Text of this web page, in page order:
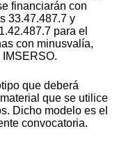
financiarán con
33.47.487.7 y
para el
con minusvalía,
que deberá
que se utilice
Dicho modelo es el
convocatoria.